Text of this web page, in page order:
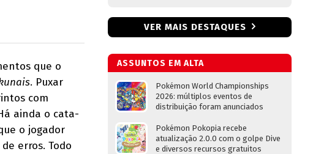
que o
. Puxar
com
ainda o cata-
o jogador
erros. Todo
VER MAIS DESTAQUES
ASSUNTOS EM ALTA
Pokémon World Championships
2026: múltiplos eventos de
distribuição foram anunciados
Pokémon Pokopia recebe
atualização 2.0.0 com o golpe Dive
e diversos recursos gratuitos